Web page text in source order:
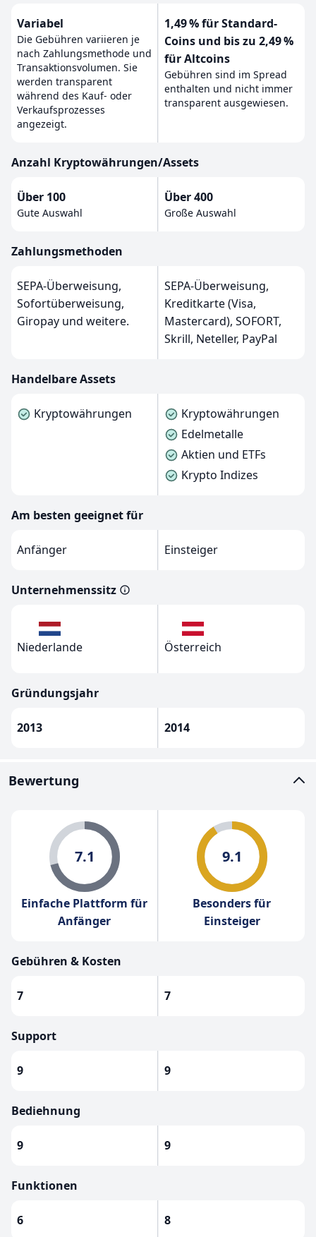
Variabel
Die Gebühren variieren je
nach Zahlungsmethode und
Transaktionsvolumen. Sie
werden transparent
während des Kauf- oder
Verkaufsprozesses
angezeigt.
1,49 % für Standard-
Coins und bis zu 2,49 %
für Altcoins
Gebühren sind im Spread
enthalten und nicht immer
transparent ausgewiesen.
Anzahl Kryptowährungen/Assets
Über 100
Gute Auswahl
Über 400
Große Auswahl
Zahlungsmethoden
SEPA-Überweisung,
Sofortüberweisung,
Giropay und weitere.
SEPA-Überweisung,
Kreditkarte (Visa,
Mastercard), SOFORT,
Skrill, Neteller, PayPal
Handelbare Assets
Kryptowährungen
Kryptowährungen
Edelmetalle
Aktien und ETFs
Krypto Indizes
Am besten geeignet für
Anfänger Einsteiger
Unternehmenssitz
Niederlande Österreich
Gründungsjahr
2013 2014
Bewertung
7.1
Einfache Plattform für
Anfänger
9.1
Besonders für
Einsteiger
Gebühren & Kosten
7 7
Support
9 9
Bediehnung
9 9
Funktionen
6 8